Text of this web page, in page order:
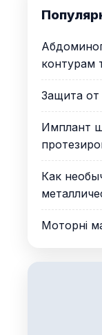
контурам
Защита от
Имплант
Как
Моторні